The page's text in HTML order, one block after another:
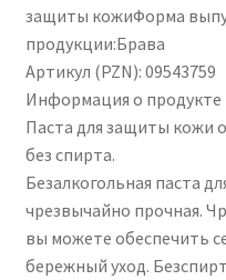
защиты кожиФорма
продукции:Брава
Артикул (PZN): 09543759
Информация о продукте
Паста для защиты кожи
без спирта.
Безалкогольная паста
чрезвычайно прочная.
вы можете обеспечить
бережный уход.